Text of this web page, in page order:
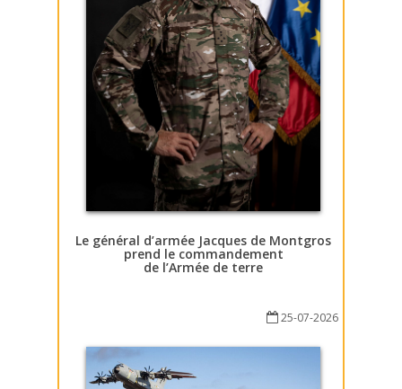
Le général d’armée Jacques de Montgros
prend le commandement
de l’Armée de terre
25-07-2026